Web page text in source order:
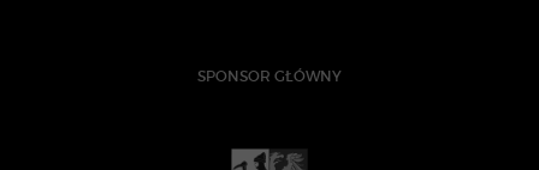
SPONSOR GŁÓWNY